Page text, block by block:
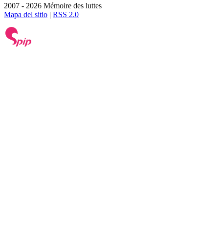
2007 - 2026 Mémoire des luttes
Mapa del sitio | RSS 2.0